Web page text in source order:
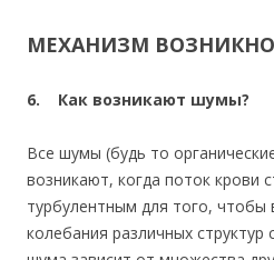
МЕХАНИЗМ
6. Как возникают шумы?
Все шумы (будь то
возникают, когда поток крови
турбулентным для того,
колебания различных структур